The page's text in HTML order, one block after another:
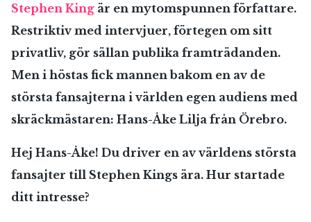
Stephen King är en mytomspunnen författare.
Restriktiv med intervjuer, förtegen om sitt
privatliv, gör sällan publika framträdanden.
Men i höstas fick mannen bakom en av de
största fansajterna i världen egen audiens med
skräckmästaren: Hans-Åke Lilja från Örebro.
Hej Hans-Åke! Du driver en av världens största
fansajter till Stephen Kings ära. Hur startade
ditt intresse?